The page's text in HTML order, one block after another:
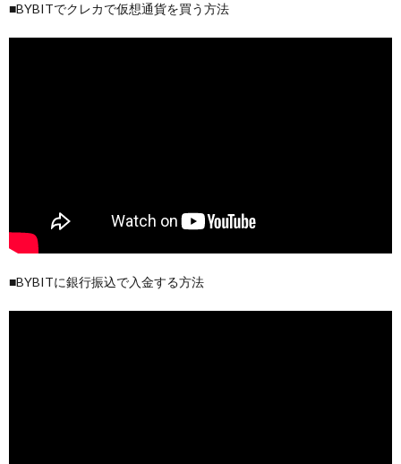
■BYBITでクレカで仮想通貨を買う方法
■BYBITに銀行振込で入金する方法